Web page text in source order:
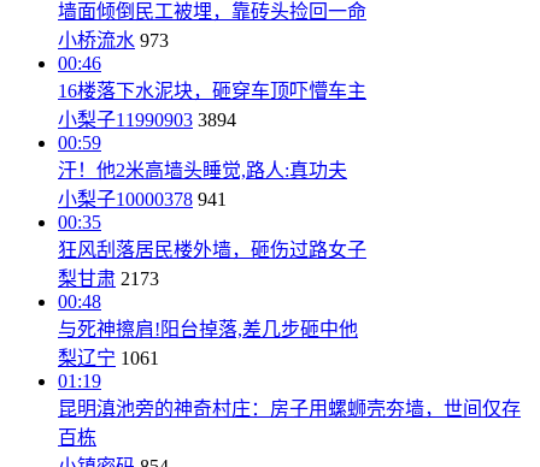
墙面倾倒民工被埋，靠砖头捡回一命
小桥流水 973
00:46
16楼落下水泥块，砸穿车顶吓懵车主
小梨子11990903 3894
00:59
汗！他2米高墙头睡觉,路人:真功夫
小梨子10000378 941
00:35
狂风刮落居民楼外墙，砸伤过路女子
梨甘肃 2173
00:48
与死神擦肩!阳台掉落,差几步砸中他
梨辽宁 1061
01:19
昆明滇池旁的神奇村庄：房子用螺蛳壳夯墙，世间仅存
百栋